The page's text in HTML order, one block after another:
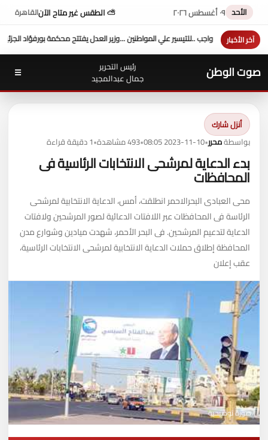
الأحد ٠٩ أغسطس ٢٠٢٦ ⛅ الطقس غير متاح الآنالقاهرة
آخر الأخبار
د. طه محمد أبو الشيخ يكتب : أداء...وزير العدل يفتتح محكمة بورفؤاد الجزئية
صوت الوطن
رئيس التحرير
جمال عبدالمجيد
☰
أنزل شارك
بواسطةمحرر•
2023-11-10 08:05
•493 مشاهدة •1 دقيقة قراءة
بدء الدعاية لمرشحى الانتخابات الرئاسية فى
المحافظات
محى العبادى البحرالاحمر انطلقت، أمس، الدعاية الانتخابية لمرشحى
الرئاسة فى المحافظات عبر اللافتات الدعائية لصور المرشحين ولافتات
الدعاية لتدعيم المرشحين. فى البحر الأحمر، شهدت ميادين وشوارع مدن
المحافظة إطلاق حملات الدعاية الانتخابية لمرشحى الانتخابات الرئاسية،
عقب إعلان
صورة توضيحية